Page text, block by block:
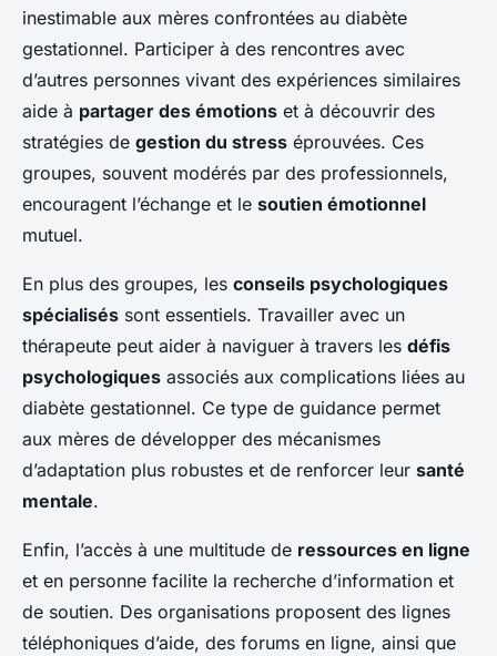
inestimable aux mères confrontées au diabète
gestationnel. Participer à des rencontres avec
d’autres personnes vivant des expériences similaires
aide à partager des émotions et à découvrir des
stratégies de gestion du stress éprouvées. Ces
groupes, souvent modérés par des professionnels,
encouragent l’échange et le soutien émotionnel
mutuel.
En plus des groupes, les conseils psychologiques
spécialisés sont essentiels. Travailler avec un
thérapeute peut aider à naviguer à travers les défis
psychologiques associés aux complications liées au
diabète gestationnel. Ce type de guidance permet
aux mères de développer des mécanismes
d’adaptation plus robustes et de renforcer leur santé
mentale.
Enfin, l’accès à une multitude de ressources en ligne
et en personne facilite la recherche d’information et
de soutien. Des organisations proposent des lignes
téléphoniques d’aide, des forums en ligne, ainsi que